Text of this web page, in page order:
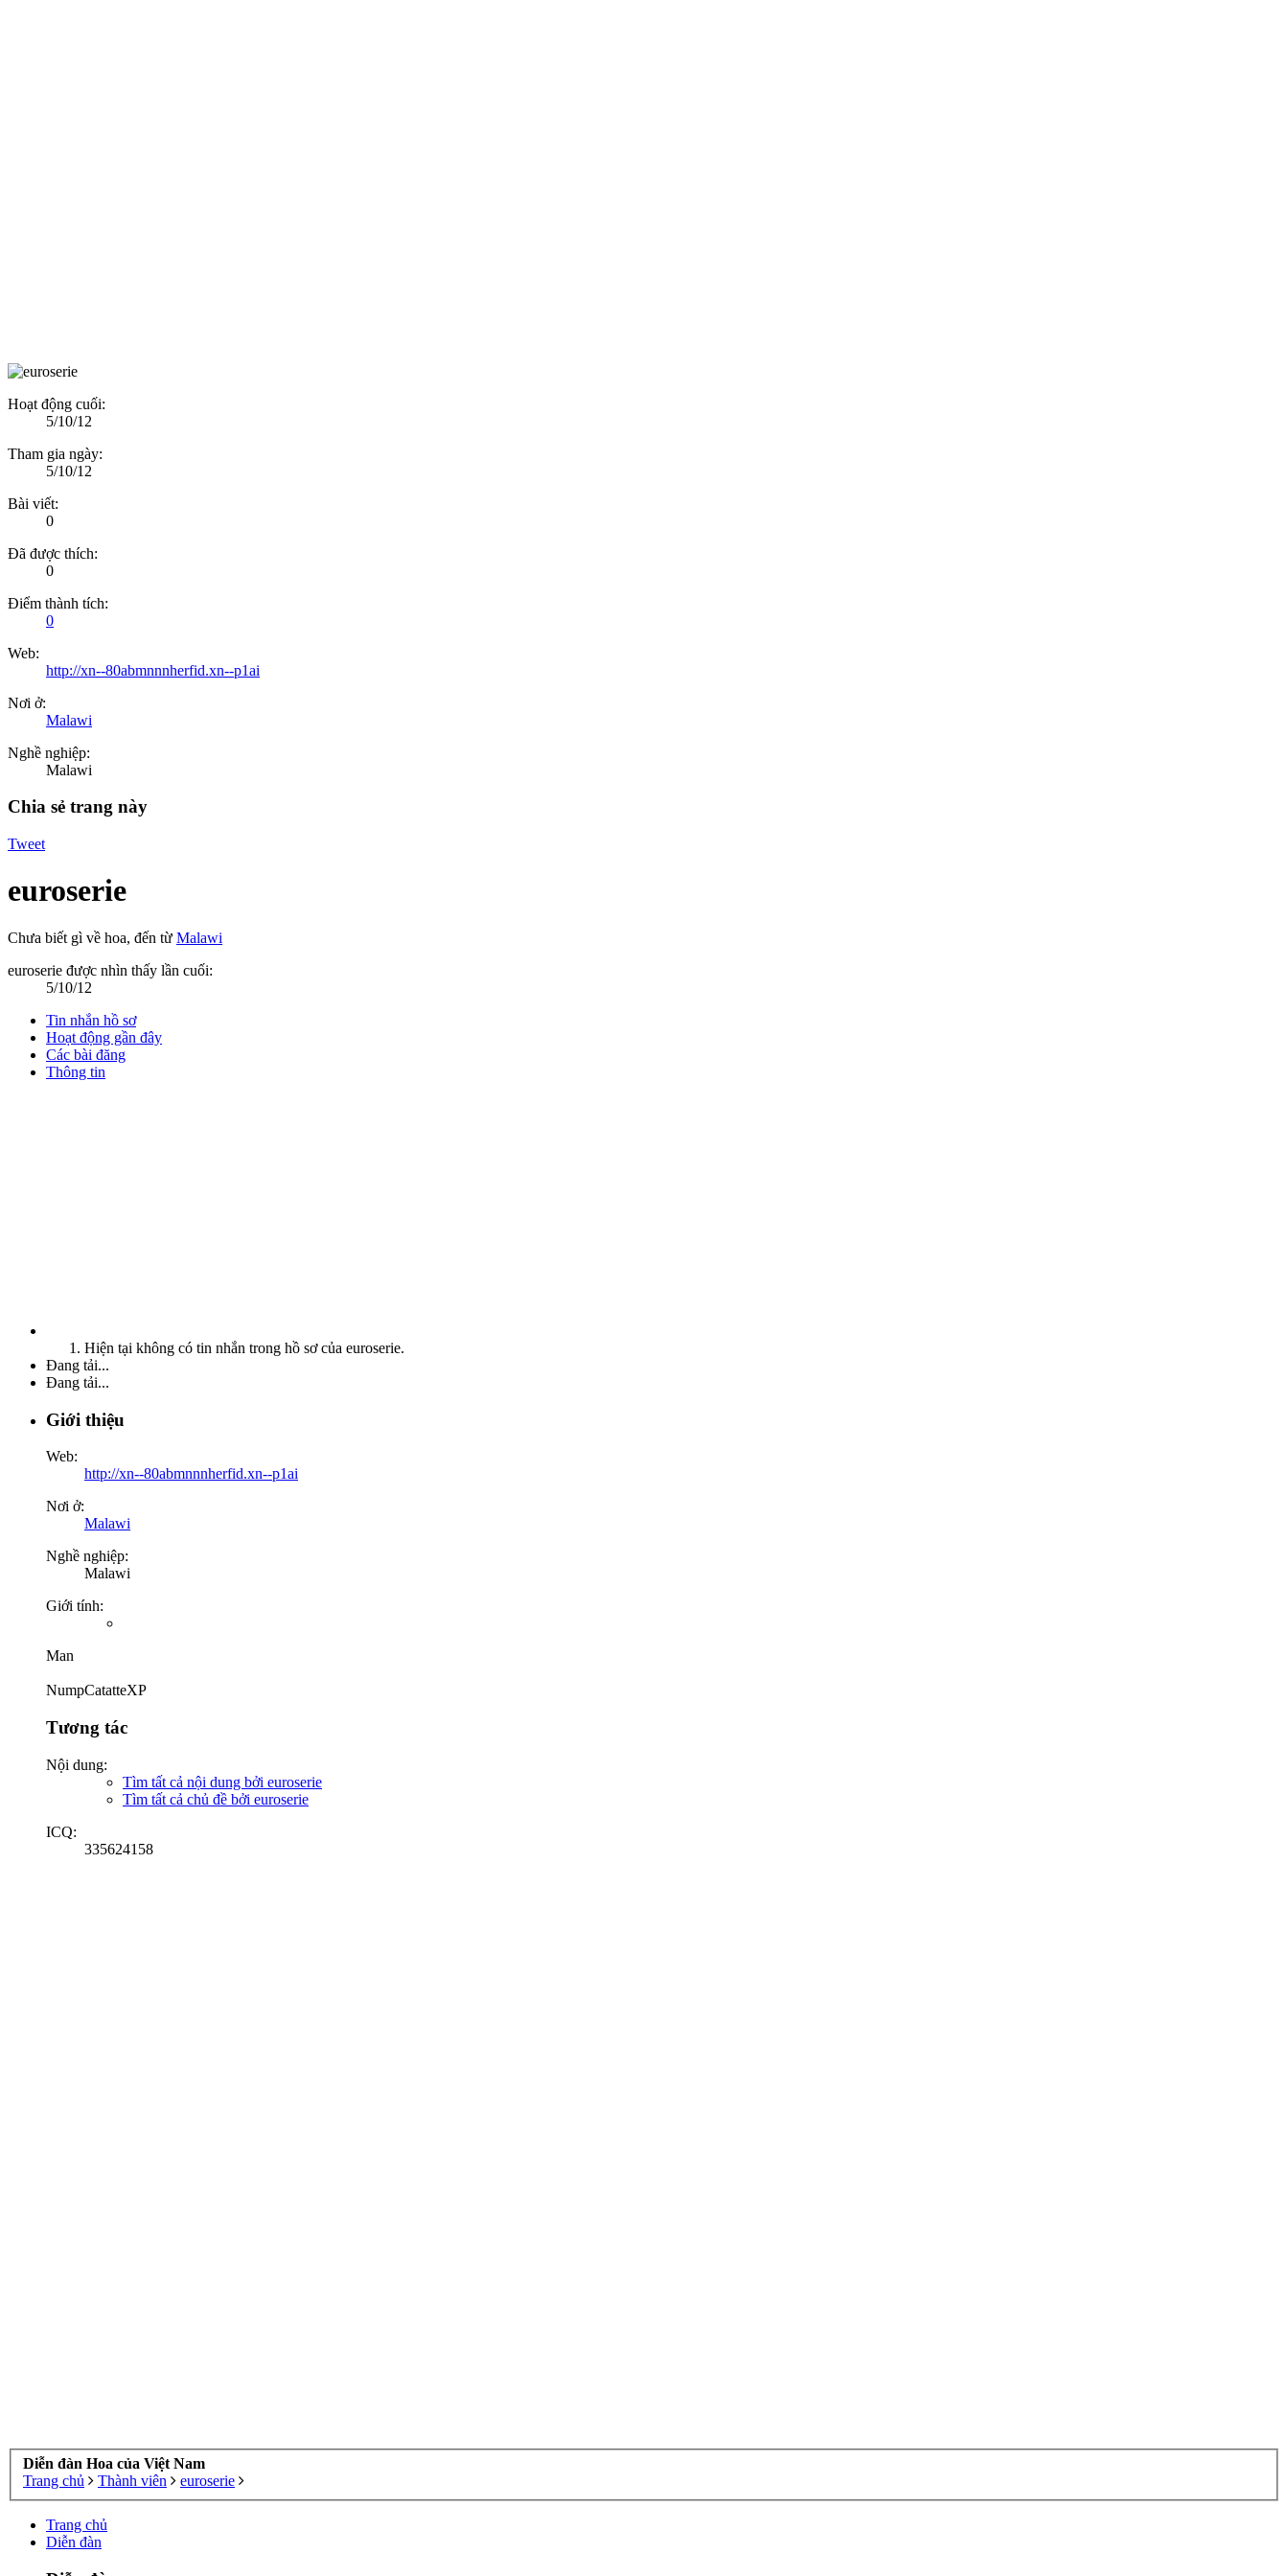
Hoạt động cuối:
5/10/12
Tham gia ngày:
5/10/12
Bài viết:
0
Đã được thích:
0
Điểm thành tích:
0
Web:
http://xn--80abmnnnherfid.xn--p1ai
Nơi ở:
Malawi
Nghề nghiệp:
Malawi
Chia sẻ trang này
Tweet
euroserie
Chưa biết gì về hoa, đến từ Malawi
euroserie được nhìn thấy lần cuối:
5/10/12
Tin nhắn hồ sơ
Hoạt động gần đây
Các bài đăng
Thông tin
Hiện tại không có tin nhắn trong hồ sơ của euroserie.
Đang tải...
Đang tải...
Giới thiệu
Web:
http://xn--80abmnnnherfid.xn--p1ai
Nơi ở:
Malawi
Nghề nghiệp:
Malawi
Giới tính:
Man
NumpCatatteXP
Tương tác
Nội dung:
Tìm tất cả nội dung bởi euroserie
Tìm tất cả chủ đề bởi euroserie
ICQ:
335624158
Diễn đàn Hoa của Việt Nam
Trang chủ
Thành viên euroserie
Trang chủ
Diễn đàn